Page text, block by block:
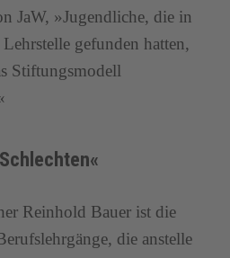
JaW, »Jugendliche, die in
gefunden hatten,
Stiftungsmodell
Reinhold Bauer ist die
die anstelle